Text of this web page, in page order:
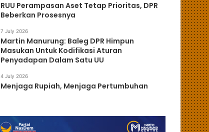
RUU Perampasan Aset Tetap Prioritas, DPR
Beberkan Prosesnya
7 July 2026
Martin Manurung: Baleg DPR Himpun
Masukan Untuk Kodifikasi Aturan
Penyadapan Dalam Satu UU
4 July 2026
Menjaga Rupiah, Menjaga Pertumbuhan